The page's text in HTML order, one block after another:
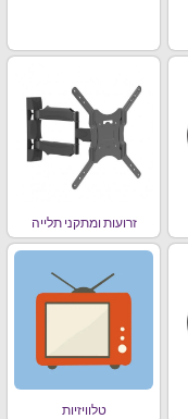
זרועות ומתקני תלייה
טלוויזיות